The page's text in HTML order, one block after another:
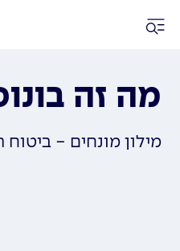
מה זה
מילון מונחים - ביטוח